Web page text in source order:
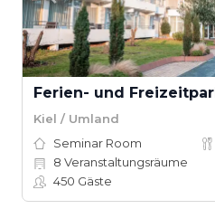
Kiel / Umland
Seminar Room
8 Veranstaltungsräume
450 Gäste